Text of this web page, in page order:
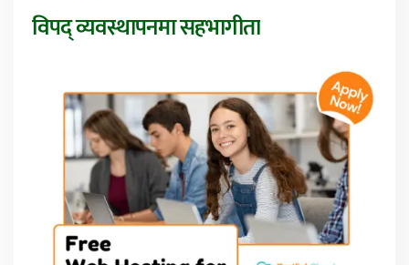
विपद् व्यवस्थापनमा सहभागीता